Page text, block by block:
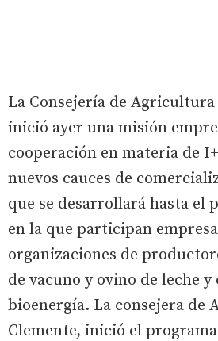
La Consejería de Agricultura
inició ayer una misión
cooperación en materia de
nuevos cauces de
que se desarrollará hasta el
en la que participan
organizaciones de
de vacuno y ovino de leche
bioenergía. La consejera de
Clemente, inició el